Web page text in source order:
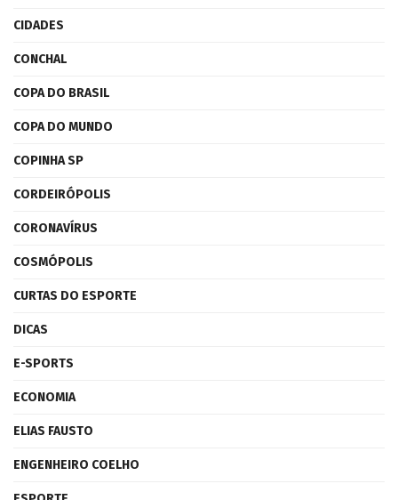
CIDADES
CONCHAL
COPA DO BRASIL
COPA DO MUNDO
COPINHA SP
CORDEIRÓPOLIS
CORONAVÍRUS
COSMÓPOLIS
CURTAS DO ESPORTE
DICAS
E-SPORTS
ECONOMIA
ELIAS FAUSTO
ENGENHEIRO COELHO